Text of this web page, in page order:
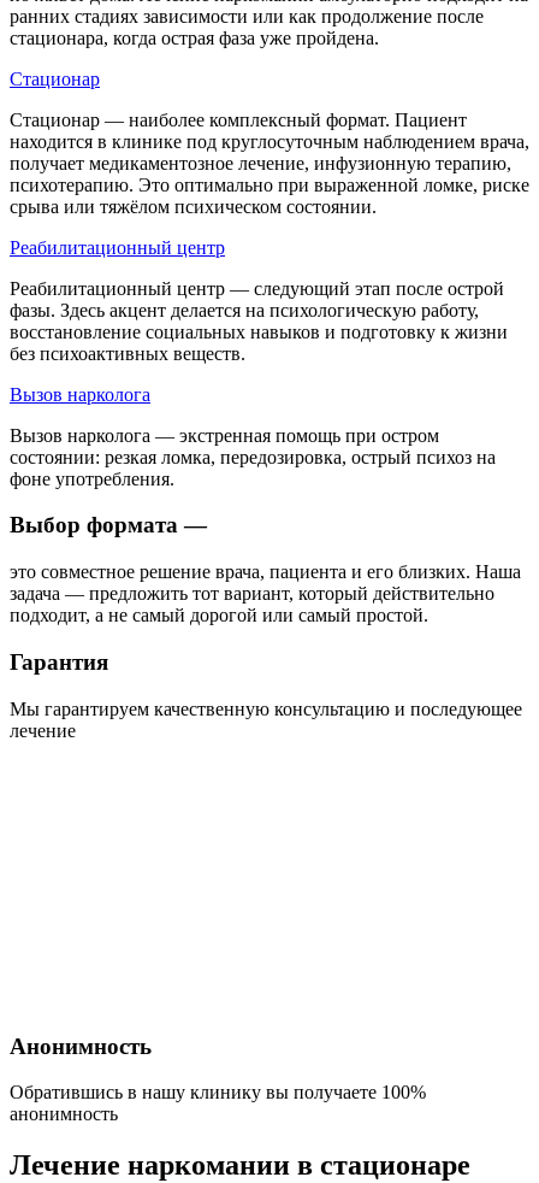
ранних стадиях зависимости или как продолжение после
стационара, когда острая фаза уже пройдена.
Стационар
Стационар — наиболее комплексный формат. Пациент
находится в клинике под круглосуточным наблюдением врача,
получает медикаментозное лечение, инфузионную терапию,
психотерапию. Это оптимально при выраженной ломке, риске
срыва или тяжёлом психическом состоянии.
Реабилитационный центр
Реабилитационный центр — следующий этап после острой
фазы. Здесь акцент делается на психологическую работу,
восстановление социальных навыков и подготовку к жизни
без психоактивных веществ.
Вызов нарколога
Вызов нарколога — экстренная помощь при остром
состоянии: резкая ломка, передозировка, острый психоз на
фоне употребления.
Выбор формата —
это совместное решение врача, пациента и его близких. Наша
задача — предложить тот вариант, который действительно
подходит, а не самый дорогой или самый простой.
Гарантия
Мы гарантируем качественную консультацию и последующее
лечение
Анонимность
Обратившись в нашу клинику вы получаете 100%
анонимность
Лечение наркомании в стационаре